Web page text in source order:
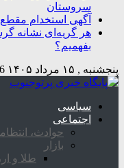
سروستان
آگهی استخدام
هر گریه‌ای نشانه
بفهمیم؟
پنجشنبه , ۱۵ مرداد ۱۴۰۵
سیاسی
اجتماعی
حوادث،
بازار
طلا و ارز